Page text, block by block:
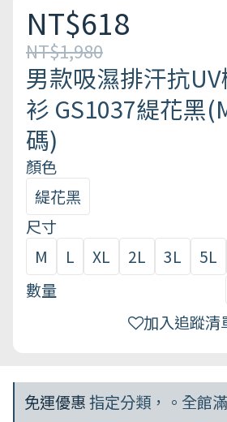
NT$618
NT$1,980
男款吸濕排汗抗
衫 GS1037緹花黑
碼)
顏色
緹花黑
尺寸
M
L XL 2L 3L 5L
數量
加入追蹤清
免運優惠指定分類，。全館